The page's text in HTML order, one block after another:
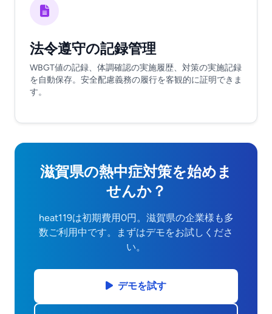
法令遵守の記録管理
WBGT値の記録、体調確認の実施履歴、対策の実施記録
を自動保存。安全配慮義務の履行を客観的に証明できま
す。
滋賀県の熱中症対策を始めま
せんか？
heat119は初期費用0円。滋賀県の企業様も多
数ご利用中です。まずはデモをお試しくださ
い。
デモを試す